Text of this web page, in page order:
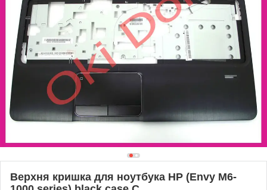
Верхня кришка для ноутбука HP (Envy M6-